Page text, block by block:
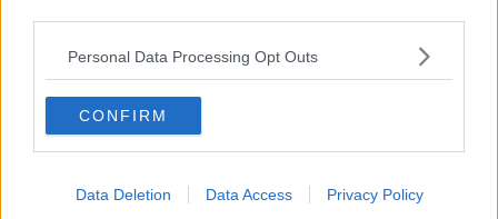
Personal Data Processing Opt Outs
CONFIRM
Data Deletion Data Access Privacy Policy
Non lo so
Destino
Valdera
Commissari
L'orso